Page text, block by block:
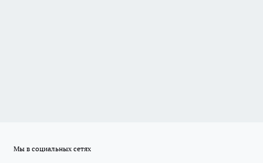
Мы в социальных сетях